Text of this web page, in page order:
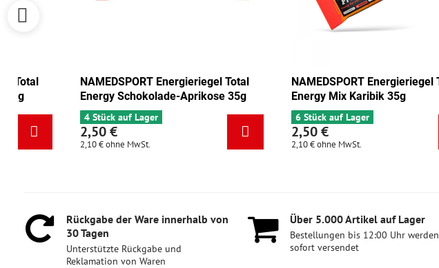
NAMEDSPORT Energieriegel Total
Energy Cranberry-Walnuss 35g
6 Stück auf Lager
2,50 €
ohne MwSt.
NAMEDSPORT Energieriegel Total
Energy Schokolade-Aprikose 35g
4 Stück auf Lager
2,50 €
ohne MwSt.
Rückgabe der Ware innerhalb von
30 Tagen
Unterstützte Rückgabe und
Reklamation von Waren
Über 5​.000 Artikel auf Lager
Bestellungen bis 12:00 Uhr werden
sofort versendet